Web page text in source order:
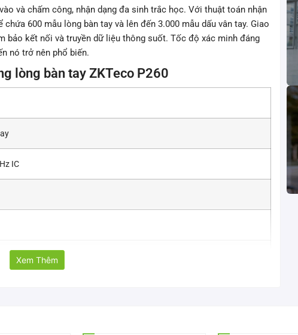
và chấm công, nhận dạng đa sinh trắc học. Với thuật toán nhận
600 mẫu lòng bàn tay và lên đến 3.000 mẫu dấu vân tay. Giao
bảo kết nối và truyền dữ liệu thông suốt. Tốc độ xác minh đáng
nó trở nên phổ biến.
lòng bàn tay ZKTeco P260
IC
Xem Thêm